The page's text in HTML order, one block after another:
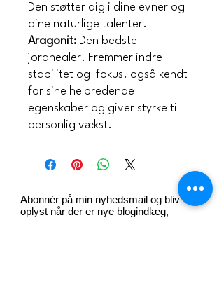
Den støtter dig i dine evner og
dine naturlige talenter.
Aragonit: Den bedste
jordhealer. Fremmer indre
stabilitet og fokus. også kendt
for sine helbredende
egenskaber og giver styrke til
personlig vækst.
Abonnér på min nyhedsmail og bliv
oplyst når der er nye blogindlæg,